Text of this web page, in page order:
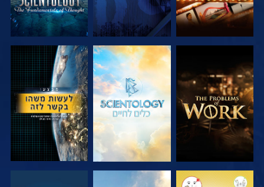
בדוק את הסדרה בדוק את הסדרה צפה